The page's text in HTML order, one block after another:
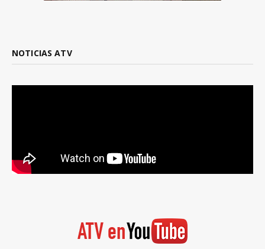
NOTICIAS ATV